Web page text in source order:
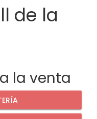
de la
la venta